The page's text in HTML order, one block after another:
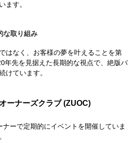
ます。
な取り組み
はなく、お客様の夢を叶えることを第
年先を見据えた長期的な視点で、絶版バ
けています。
ーナーズクラブ (ZUOC)
ーで定期的にイベントを開催していま